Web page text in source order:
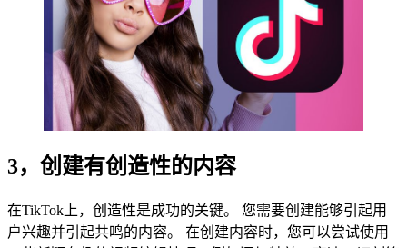
3，创建有创造性的内容
在TikTok上，创造性是成功的关键。 您需要创建能够引起用
户兴趣并引起共鸣的内容。 在创建内容时，您可以尝试使用